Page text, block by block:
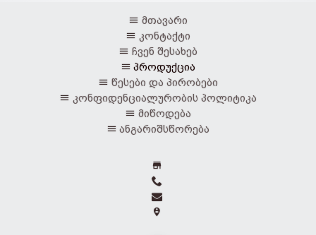
მთავარი
კონტაქტი
ჩვენ შესახებ
პროდუქცია
წესები და პირობები
კონფიდენციალურობის პოლიტიკა
მიწოდება
ანგარიშსწორება